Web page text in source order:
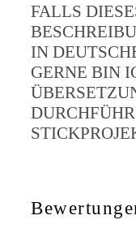
FALLS
IN
GERNE BIN